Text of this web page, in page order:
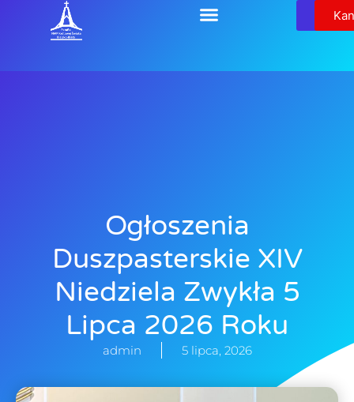
Ogłoszenia
Duszpasterskie XIV
Niedziela Zwykła 5
Lipca 2026 Roku
admin 5 lipca, 2026